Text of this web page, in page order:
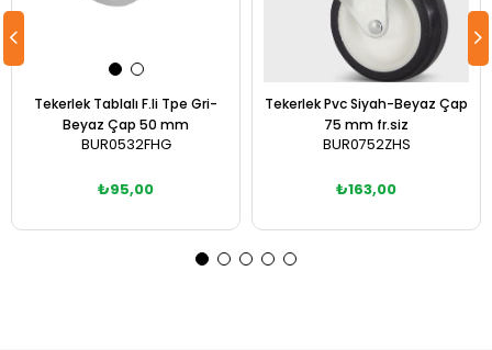
Tekerlek Tablalı F.li Tpe Gri-
Beyaz Çap 50 mm
BUR0532FHG
₺95,00
Tekerlek Pvc Siyah-Beyaz Çap
75 mm fr.siz
BUR0752ZHS
₺163,00